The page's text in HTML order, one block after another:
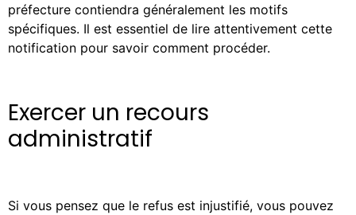
préfecture contiendra généralement les motifs
spécifiques. Il est essentiel de lire attentivement cette
notification pour savoir comment procéder.
Exercer un recours
administratif
Si vous pensez que le refus est injustifié, vous pouvez